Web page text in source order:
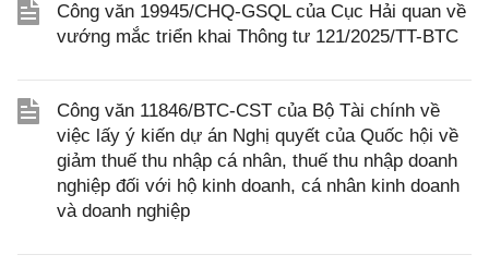
Công văn 19945/CHQ-GSQL của Cục Hải quan về
vướng mắc triển khai Thông tư 121/2025/TT-BTC
Công văn 11846/BTC-CST của Bộ Tài chính về
việc lấy ý kiến dự án Nghị quyết của Quốc hội về
giảm thuế thu nhập cá nhân, thuế thu nhập doanh
nghiệp đối với hộ kinh doanh, cá nhân kinh doanh
và doanh nghiệp